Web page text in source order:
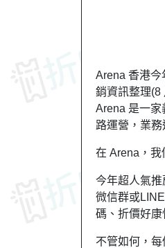
Arena 香港今
銷資訊整理(8
Arena 是一家
路運營，業務
在 Arena，我
今年超人氣
微信群或
碼、折價好康
不管如何，